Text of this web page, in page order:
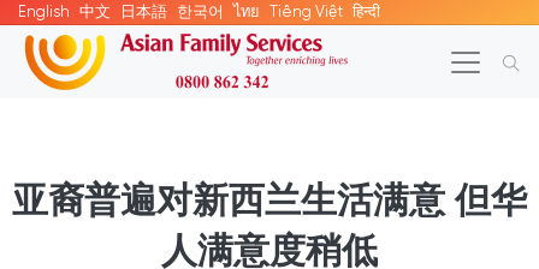
English 中文 日本語 한국어 ไทย Tiếng Việt हिन्दी
亚裔普遍对新西兰生活满意 但华
人满意度稍低